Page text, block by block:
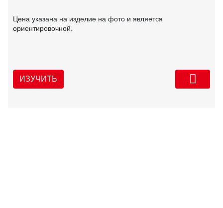
Цена указана на изделие на фото и является
ориентировочной.
ИЗУЧИТЬ